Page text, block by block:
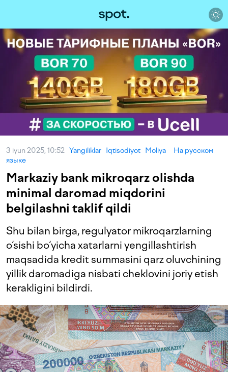
3 iyun 2025, 10:52 Yangiliklar Iqtisodiyot Moliya
На русском
языке
Markaziy bank mikroqarz olishda
minimal daromad miqdorini
belgilashni taklif qildi
Shu bilan birga, regulyator mikroqarzlarning
o‘sishi bo‘yicha xatarlarni yengillashtirish
maqsadida kredit summasini qarz oluvchining
yillik daromadiga nisbati cheklovini joriy etish
kerakligini bildirdi.